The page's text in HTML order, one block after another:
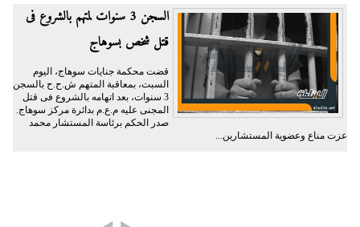
السجن 3 سنوات لمتهم بالشروع فى
قتل شخص بسوهاج
قضت محكمة جنايات سوهاج، اليوم
السبت، بمعاقبة المتهم ش.ح.ح بالسجن
3 سنوات، بعد اتهامه بالشروع فى قتل
المجنى عليه م.ع.م بدائرة مركز سوهاج.
صدر الحكم برئاسة المستشار محمد
عزت مناع وعضوية المستشارين...